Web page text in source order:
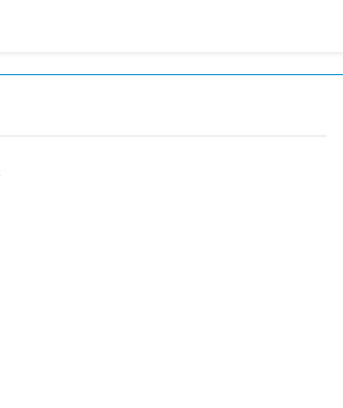
secretos para servirla correctamente
mejora el tiempo y llegan las
pero el Gobierno debió eliminar